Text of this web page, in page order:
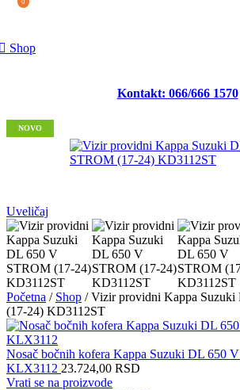
Shop
Kontakt: 066/666 1570
NOVO
Uveličaj
Početna / Shop /Vizir providni Kappa
(17-24) KD3112ST
Nosač bočnih kofera Kappa Suzuki DL 650
KLX3112 23.724,00 RSD
Vrati se na proizvode
0